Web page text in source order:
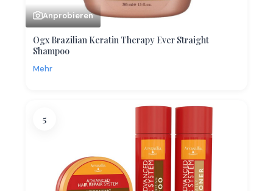
Anprobieren
Ogx Brazilian Keratin Therapy Ever Straight
Shampoo
Mehr
5